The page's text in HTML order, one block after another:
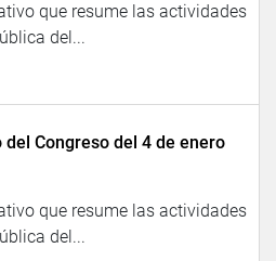
que resume las actividades
del...
Congreso del 4 de enero
que resume las actividades
del...